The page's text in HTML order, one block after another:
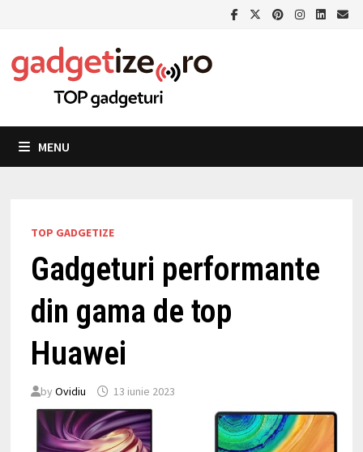
content
MENU
TOP GADGETIZE
Gadgeturi performante
din gama de top
Huawei
byOvidiu 13 iunie 2023